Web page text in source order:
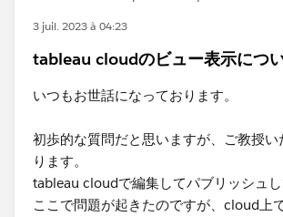
3 juil. 2023 à 04:23
tableau cloudのビュー表示につ
いつもお世話になっております。
初歩的な質問だと思いますが、ご教授
ります。
tableau cloudで編集してパブリッシュし
ここで問題が起きたのですが、cloud上